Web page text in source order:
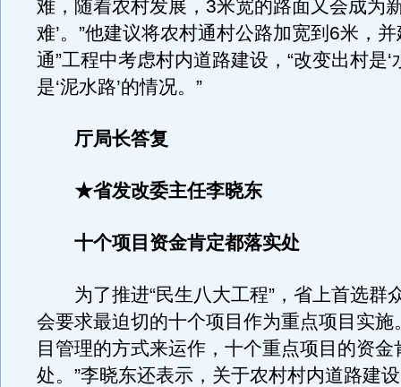
难，随着农村发展，3米宽的路面又会成为
难’。”他建议将农村通村公路加宽到6米，
通”工程中考虑村内道路建设，“改变出村是‘
是‘泥水路’的情况。”
厅局长答复
★省发改委主任李晓东
十个项目资金肯定都落实处
为了推进“民生八大工程”，省上首选群
会要求最迫切的十个项目作为重点项目实施
目管理的方式来运作，十个重点项目的资金
处。”李晓东还表示，关于农村村内道路建